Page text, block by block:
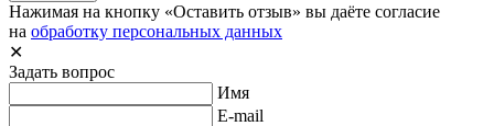
Нажимая на кнопку «Оставить отзыв» вы даёте согласие
на обработку персональных данных
✕
Задать вопрос
Имя
E-mail